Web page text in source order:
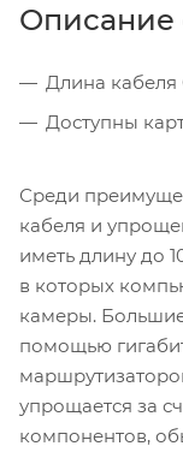
Описание
Длина кабеля
Доступны
Среди
кабеля и
иметь длину до
в которых
камеры.
помощью
упрощается за
компонентов,